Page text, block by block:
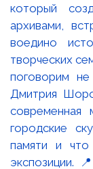
который
архивами,
воедино
творческих
поговорим
Дмитрия
современная
городские
памяти и что
экспозиции.